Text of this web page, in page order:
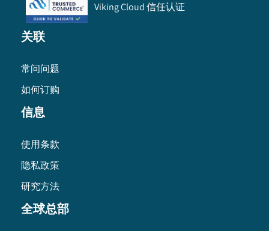
Viking Cloud 信任认证
关联
常问问题
如何订购
信息
使用条款
隐私政策
研究方法
全球总部